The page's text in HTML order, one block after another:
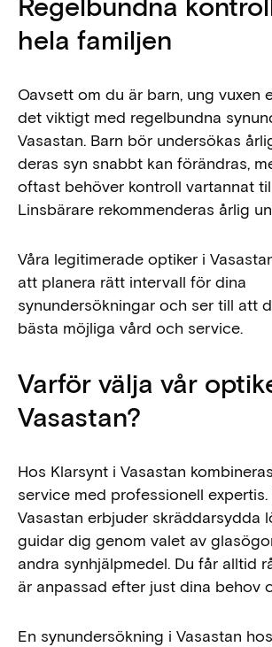
hela familjen
Oavsett om du är barn, ung vuxen
det viktigt med regelbundna
Vasastan. Barn bör undersökas
deras syn snabbt kan förändras,
oftast behöver kontroll vartannat
Linsbärare rekommenderas årlig
Våra legitimerade optiker i
att planera rätt intervall för dina
synundersökningar och ser till att
bästa möjliga vård och service.
Varför välja vår
Vasastan?
Hos Klarsynt i Vasastan
service med professionell expertis.
Vasastan erbjuder skräddarsydda
guidar dig genom valet av
andra synhjälpmedel. Du får alltid
är anpassad efter just dina behov
En synundersökning i Vasastan